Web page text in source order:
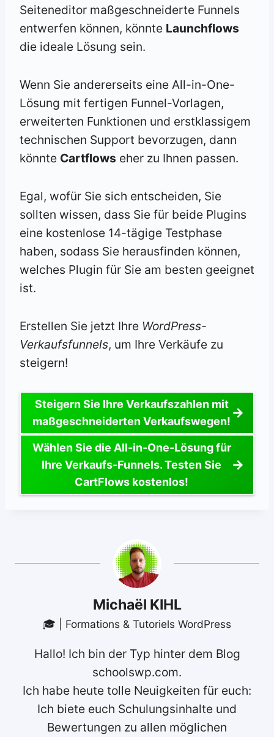
Seiteneditor maßgeschneiderte Funnels
entwerfen können, könnte Launchflows
die ideale Lösung sein.
Wenn Sie andererseits eine All-in-One-
Lösung mit fertigen Funnel-Vorlagen,
erweiterten Funktionen und erstklassigem
technischen Support bevorzugen, dann
könnte Cartflows eher zu Ihnen passen.
Egal, wofür Sie sich entscheiden, Sie
sollten wissen, dass Sie für beide Plugins
eine kostenlose 14-tägige Testphase
haben, sodass Sie herausfinden können,
welches Plugin für Sie am besten geeignet
ist.
Erstellen Sie jetzt Ihre WordPress-
Verkaufsfunnels, um Ihre Verkäufe zu
steigern!
Steigern Sie Ihre Verkaufszahlen mit
maßgeschneiderten Verkaufswegen!
Wählen Sie die All-in-One-Lösung für
Ihre Verkaufs-Funnels. Testen Sie
CartFlows kostenlos!
Michaël KIHL
🎓 | Formations & Tutoriels WordPress
Hallo! Ich bin der Typ hinter dem Blog
schoolswp.com.
Ich habe heute tolle Neuigkeiten für euch:
Ich biete euch Schulungsinhalte und
Bewertungen zu allen möglichen